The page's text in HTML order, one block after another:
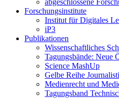
Forschungsinstitute
Institut für Digitales
iP3
Publikationen
Wissenschaftliches
Tagungsbände: Neue
Science MashUp
Gelbe Reihe
Medienrecht und
Tagungsband